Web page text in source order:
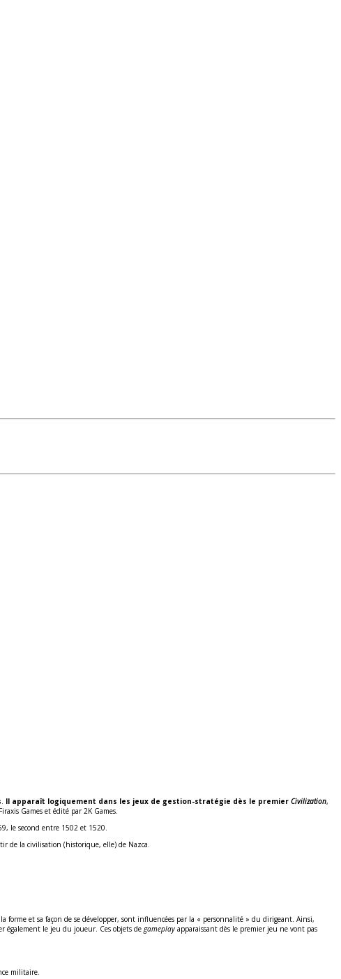
. Il apparaît logiquement dans les jeux de gestion-stratégie dès le premier Civilization,
Games et édité par 2K Games.
le second entre 1502 et 1520.
de la civilisation (historique, elle) de Nazca.
forme et sa façon de se développer, sont influencées par la « personnalité » du dirigeant. Ainsi,
également le jeu du joueur. Ces objets de gameplay apparaissant dès le premier jeu ne vont pas
militaire.